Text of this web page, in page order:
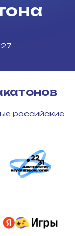
российские